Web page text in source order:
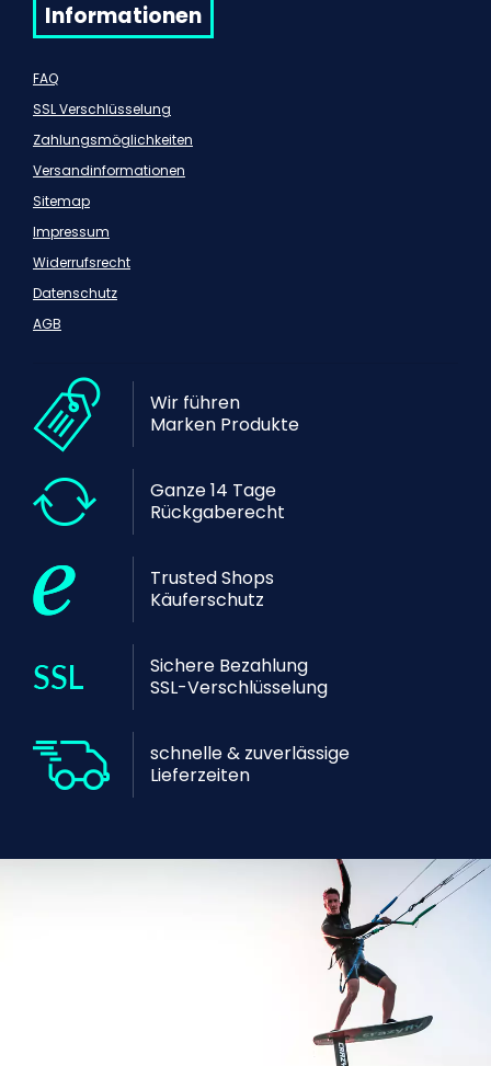
Informationen
FAQ
SSL Verschlüsselung
Zahlungsmöglichkeiten
Versandinformationen
Sitemap
Impressum
Widerrufsrecht
Datenschutz
AGB
Wir führen
Marken Produkte
Ganze 14 Tage
Rückgaberecht
Trusted Shops
Käuferschutz
Sichere Bezahlung
SSL-Verschlüsselung
schnelle & zuverlässige
Lieferzeiten